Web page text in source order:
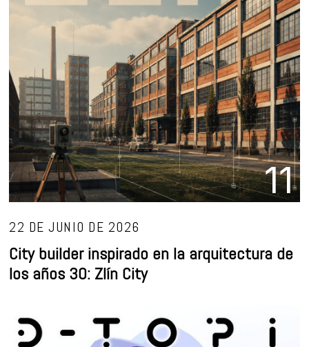
11
22 DE JUNIO DE 2026
City builder inspirado en la arquitectura de
los años 30: Zlín City